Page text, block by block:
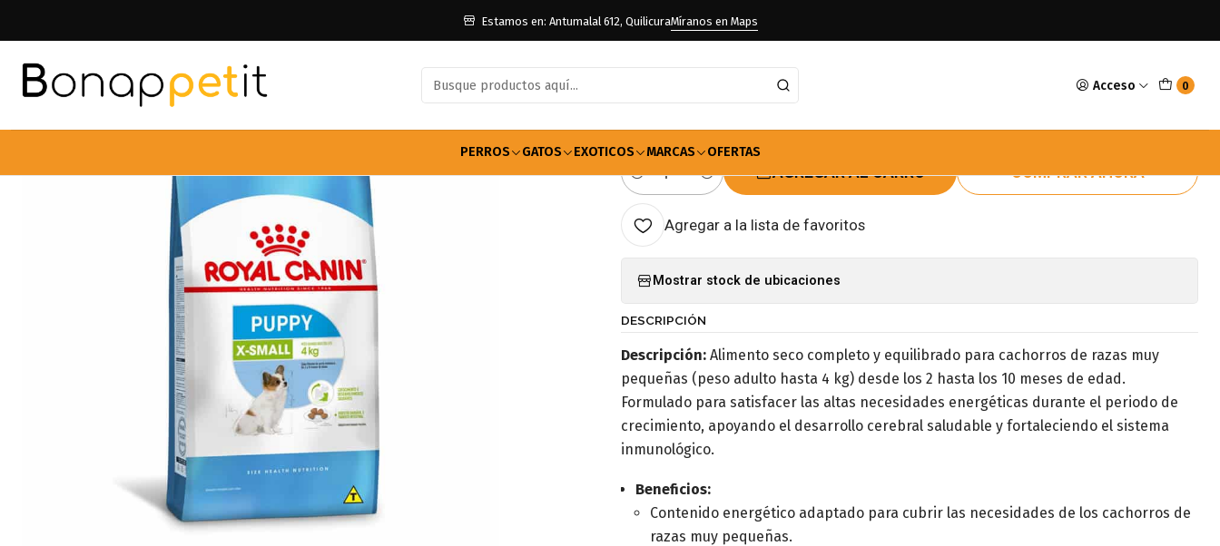
Acceso 0
PERROS GATOS EXOTICOS MARCAS OFERTAS
Estamos en: Antumalal 612, QuilicuraMíranos en Maps
Alimentos Para Perros Adulto Raza Pequeña Alimento Royal Canin Puppy X-Small 2.5kg
Alimento Royal Canin Puppy X-Small
2.5kg
Cantidad
AGREGAR AL CARRO COMPRAR AHORA
Agregar a la lista de favoritos
Mostrar stock de ubicaciones
DESCRIPCIÓN
Descripción: Alimento seco completo y equilibrado para cachorros de razas muy
pequeñas (peso adulto hasta 4 kg) desde los 2 hasta los 10 meses de edad.
Formulado para satisfacer las altas necesidades energéticas durante el periodo de
crecimiento, apoyando el desarrollo cerebral saludable y fortaleciendo el sistema
inmunológico.
Beneficios:
Contenido energético adaptado para cubrir las necesidades de los cachorros de
razas muy pequeñas.